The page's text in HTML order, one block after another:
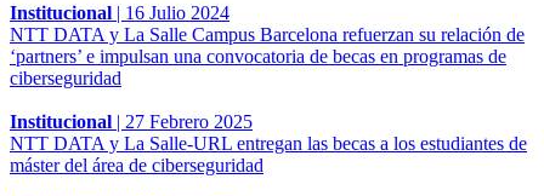
Institucional | 16 Julio 2024
NTT DATA y La Salle Campus Barcelona refuerzan su relación de
‘partners’ e impulsan una convocatoria de becas en programas de
ciberseguridad
Institucional | 27 Febrero 2025
NTT DATA y La Salle-URL entregan las becas a los estudiantes de
máster del área de ciberseguridad